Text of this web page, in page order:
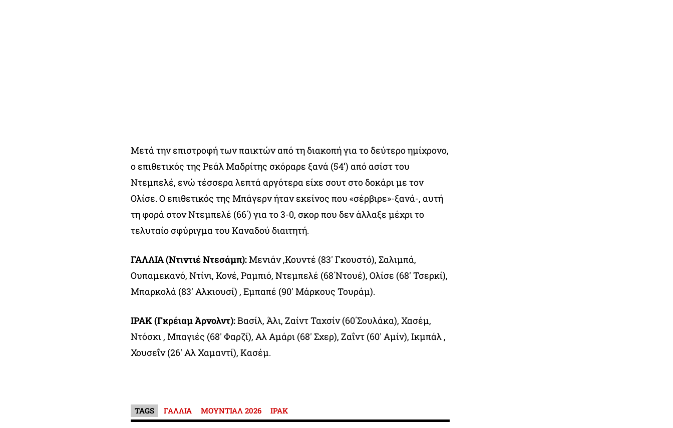
Μετά την επιστροφή των παικτών από τη διακοπή για το δεύτερο ημίχρονο,
ο επιθετικός της Ρεάλ Μαδρίτης σκόραρε ξανά (54’) από ασίστ του
Ντεμπελέ, ενώ τέσσερα λεπτά αργότερα είχε σουτ στο δοκάρι με τον
Ολίσε. Ο επιθετικός της Μπάγερν ήταν εκείνος που «σέρβιρε»-ξανά-, αυτή
τη φορά στον Ντεμπελέ (66΄) για το 3-0, σκορ που δεν άλλαξε μέχρι το
τελυταίο σφύριγμα του Καναδού διαιτητή.
ΓΑΛΛΙΑ (Ντιντιέ Ντεσάμπ):Μενιάν ,Κουντέ (83′ Γκουστό), Σαλιμπά,
Ουπαμεκανό, Ντίνι, Κονέ, Ραμπιό, Ντεμπελέ (68΄Ντουέ), Ολίσε (68′ Τσερκί),
Μπαρκολά (83′ Αλκιουσί) , Εμπαπέ (90′ Μάρκους Τουράμ).
ΙΡΑΚ (Γκρέιαμ Άρνολντ):Βασίλ, Άλι, Ζαίντ Ταχσίν (60΄Σουλάκα), Χασέμ,
Ντόσκι , Μπαγιές (68′ Φαρζί), Αλ Αμάρι (68′ Σχερ), Ζαΐντ (60′ Αμίν), Ικμπάλ ,
Χουσεΐν (26′ Αλ Χαμαντί), Κασέμ.
TAGS ΓΑΛΛΙΑ ΜΟΥΝΤΙΑΛ 2026 ΙΡΑΚ